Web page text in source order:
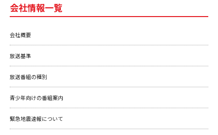
b
o
o
k
会社情報一覧
会社概要
放送基準
放送番組の種別
青少年向けの番組案内
緊急地震速報について